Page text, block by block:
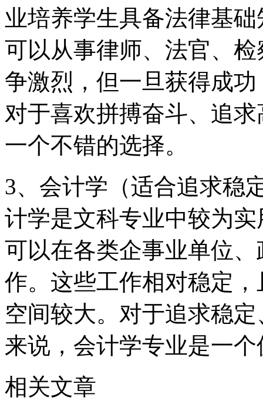
业培养学生具备法律基
可以从事律师、法官、
争激烈，但一旦获得成
对于喜欢拼搏奋斗、追
一个不错的选择。
3、会计学（适合追求稳
计学是文科专业中较为
可以在各类企事业单位
作。这些工作相对稳定
空间较大。对于追求稳
来说，会计学专业是一
相关文章